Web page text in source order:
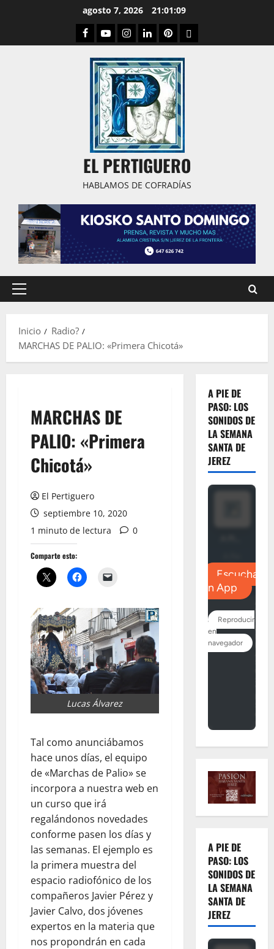
agosto 7, 2026 21:01:10
Facebook
YoutubeInstagram
LinkedPinterestDribbble
EL PERTIGUERO
HABLAMOS DE COFRADÍAS
Menú
Inicio
Radio?
MARCHAS DE PALIO: «Primera Chicotá»
MARCHAS DE
PALIO: «Primera
Chicotá»
El Pertiguero
septiembre 10, 2020
1 minuto de lectura
0
Comparte esto:
Lucas Álvarez
Tal como anunciábamos
hace unos días, el equipo
de «Marchas de Palio» se
incorpora a nuestra web en
un curso que irá
regalándonos novedades
conforme pasen los días y
las semanas. El ejemplo es
la primera muestra del
espacio radiofónico de los
compañeros Javier Pérez y
Javier Calvo, dos jóvenes
expertos en la materia que
nos propondrán en cada
A PIE DE
PASO: LOS
SONIDOS DE
LA SEMANA
SANTA DE
JEREZ
A PIE DE
PASO: LOS
SONIDOS DE
LA SEMANA
SANTA DE
JEREZ